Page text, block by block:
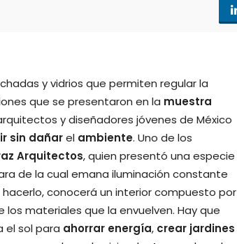
y vidrios que permiten regular la
que se presentaron en la muestra
y diseñadores jóvenes de México
sin dañarel ambiente. Uno de los
Arquitectos, quien presentó una especie
de la cual emana iluminación constante
conocerá un interior compuesto por
materiales que la envuelven. Hay que
el sol para ahorrar energía, crear jardines